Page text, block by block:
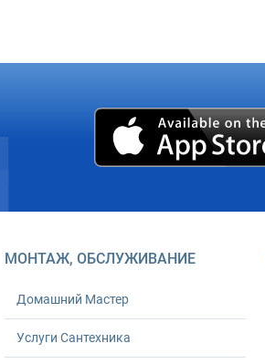
МОНТАЖ, ОБСЛУЖИВАНИЕ
Домашний Мастер
Услуги Сантехника